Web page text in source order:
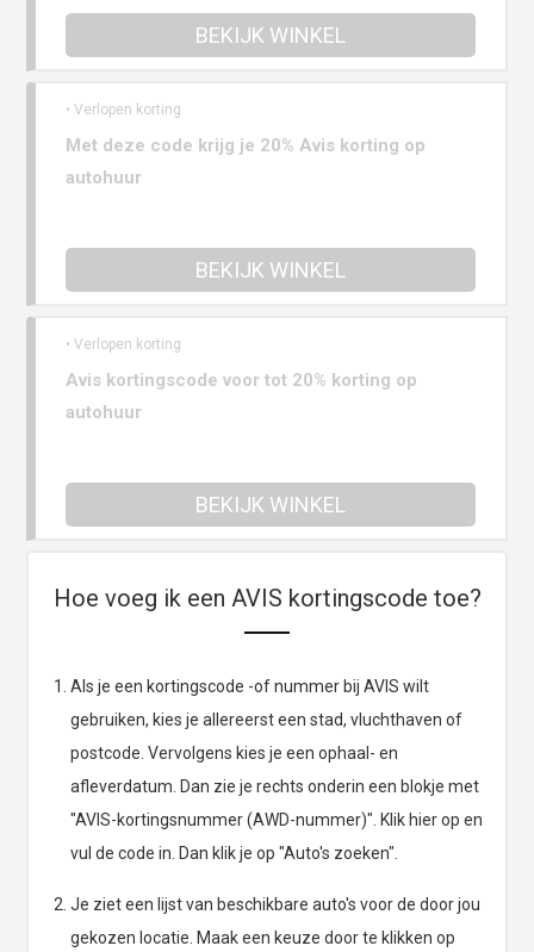
BEKIJK WINKEL
• Verlopen korting
Met deze code krijg je 20% Avis korting op
autohuur
BEKIJK WINKEL
• Verlopen korting
Avis kortingscode voor tot 20% korting op
autohuur
BEKIJK WINKEL
Hoe voeg ik een AVIS kortingscode toe?
Als je een kortingscode -of nummer bij AVIS wilt
gebruiken, kies je allereerst een stad, vluchthaven of
postcode. Vervolgens kies je een ophaal- en
afleverdatum. Dan zie je rechts onderin een blokje met
"AVIS-kortingsnummer (AWD-nummer)". Klik hier op en
vul de code in. Dan klik je op "Auto's zoeken".
Je ziet een lijst van beschikbare auto's voor de door jou
gekozen locatie. Maak een keuze door te klikken op